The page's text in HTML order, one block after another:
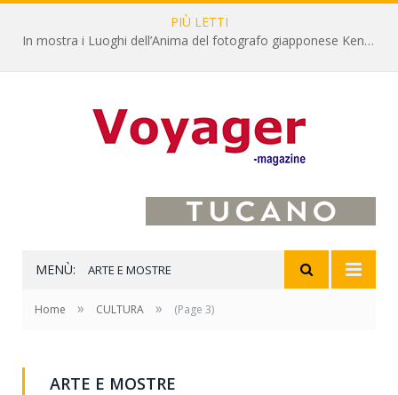
PIÙ LETTI
L’Oltrepò pavese si valorizza attraverso 15 percorsi enoturistici
MENÙ: ARTE E MOSTRE
Home » CULTURA » (Page 3)
ARTE E MOSTRE